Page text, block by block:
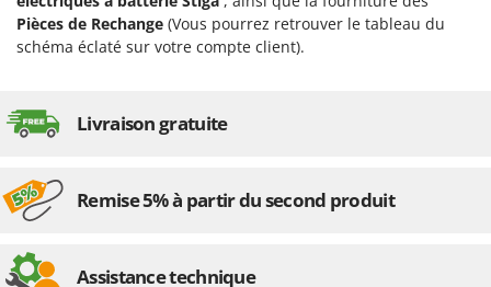
Effeuilleuses pour olives
Égreneuses à maïs
Enfouisseurs de pierres
Épareuses pour tracteur
Équipements de protection des voies respiratoires
Campagnola
Campingaz
Ceccato Olindo
Char-Broil
Classe
Cofra
Pièces de Rechange (Vous pourrez retrouver le tableau du
schéma éclaté sur votre compte client).
Livraison gratuite
Remise 5% à partir du second produit
Assistance technique